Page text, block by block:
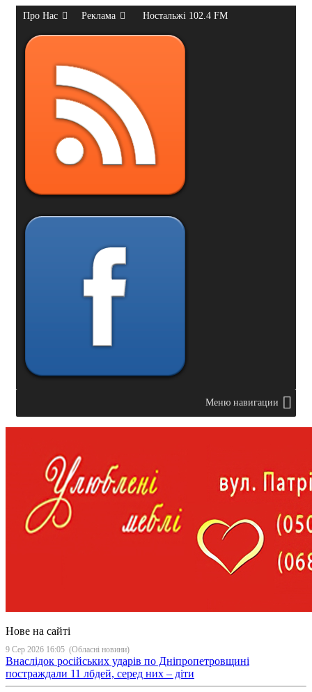
Про Нас Реклама Ностальжі 102.4 FM
Меню навигации
Нове на сайті
9 Сер 2026 16:05 (Обласні новини)
Внаслідок російських ударів по Дніпропетровщині
постраждали 11 лбдей, серед них – діти